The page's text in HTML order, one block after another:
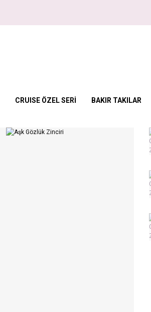
CRUISE ÖZEL SERİ BAKIR TAKILAR